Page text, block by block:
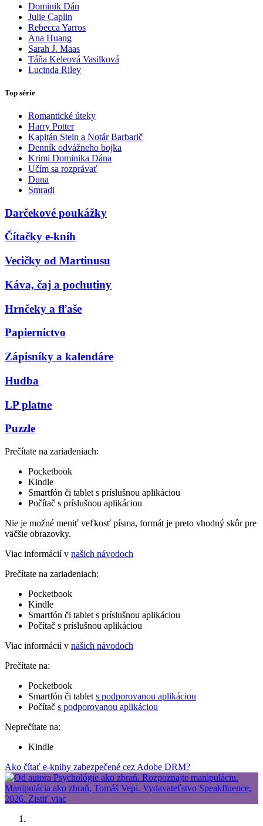
Dominik Dán
Julie Caplin
Rebecca Yarros
Ana Huang
Sarah J. Maas
Táňa Keleová Vasilková
Lucinda Riley
Top série
Romantické úteky
Harry Potter
Kapitán Stein a Notár Barbarič
Denník odvážneho bojka
Krimi Dominika Dána
Učím sa rozprávať
Duna
Smradi
Darčekové poukážky
Čítačky e-kníh
Vecičky od Martinusu
Káva, čaj a pochutiny
Hrnčeky a fľaše
Papiernictvo
Zápisníky a kalendáre
Hudba
LP platne
Puzzle
Prečítate na zariadeniach:
Pocketbook
Kindle
Smartfón či tablet s príslušnou aplikáciou
Počítač s príslušnou aplikáciou
Nie je možné meniť veľkosť písma, formát je preto vhodný skôr pre
väčšie obrazovky.
Viac informácií v našich návodoch
Prečítate na zariadeniach:
Pocketbook
Kindle
Smartfón či tablet s príslušnou aplikáciou
Počítač s príslušnou aplikáciou
Viac informácií v našich návodoch
Prečítate na:
Pocketbook
Smartfón či tablet s podporovanou aplikáciou
Počítač s podporovanou aplikáciou
Neprečítate na:
Kindle
Ako čítať e-knihy zabezpečené cez Adobe DRM?